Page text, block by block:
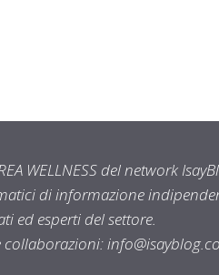
WELLNESS del network
di informazione
ed esperti del settore.
collaborazioni: